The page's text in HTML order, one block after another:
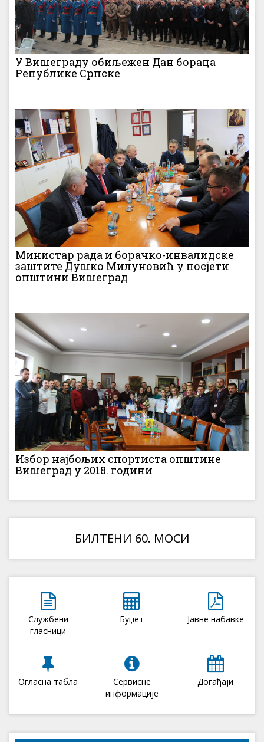
У Вишеграду обиљежен Дан бораца
Републике Српске
Министар рада и борачко-инвалидске
заштите Душко Милуновић у посјети
општини Вишеград
Избор најбољих спортиста општине
Вишеград у 2018. години
БИЛТЕНИ 60. МОСИ
Службени
гласници
Буџет Јавне набавке
Огласна табла
Сервисне
информације
Догађаји